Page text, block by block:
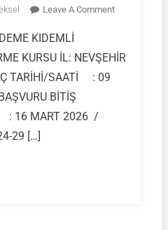
Leave A CommentOn
TGASDF
KIDEMLİ
KURSU İL: NEVŞEHİR
TARİHİ/SAATİ : 09
BİTİŞ
MART 2026 /
29 […]